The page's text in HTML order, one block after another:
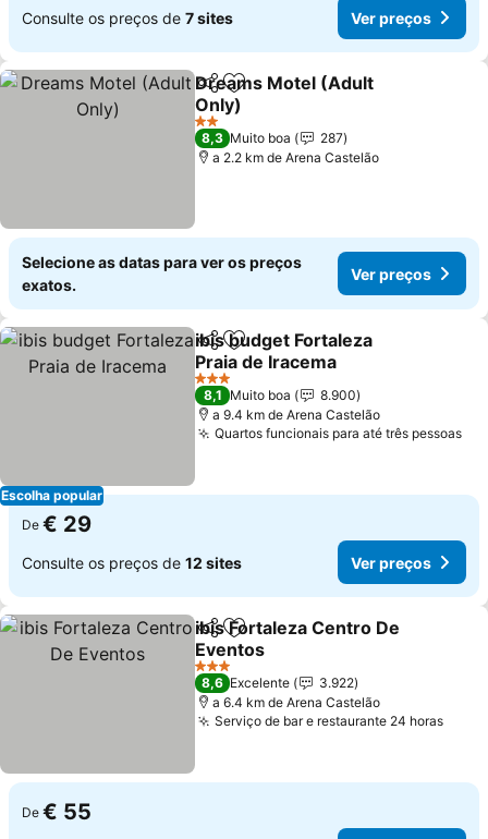
Consulte os preços de 7 sites Ver preços
PartilharAdicionar aos favoritos
Dreams Motel (Adult
Only)
2 Estrelas
8,3 Muito boa
287
a 2.2 km de Arena Castelão
Selecione as datas para ver os preços
exatos.
Ver preços
Escolha popular
PartilharAdicionar aos favoritos
ibis budget Fortaleza
Praia de Iracema
3 Estrelas
8,1 Muito boa
8.900
a 9.4 km de Arena Castelão
Quartos funcionais para até três pessoas
De € 29
Consulte os preços de 12 sites Ver preços
PartilharAdicionar aos favoritos
ibis Fortaleza Centro De
Eventos
3 Estrelas
8,6 Excelente
3.922
a 6.4 km de Arena Castelão
Serviço de bar e restaurante 24 horas
De € 55